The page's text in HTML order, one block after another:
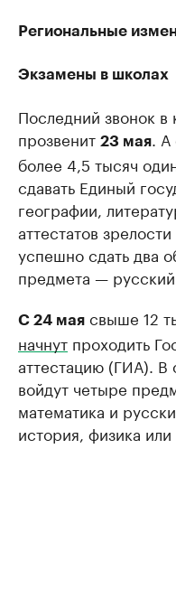
Региональные
Экзамены в школах
Последний звонок в
прозвенит 23 мая .
более 4,5 тысяч
сдавать Единый
географии,
аттестатов
успешно сдать два
предмета —
С 24 мая свыше 12
начнут проходить
аттестацию (ГИА). В
войдут четыре
математика и
история, физика или